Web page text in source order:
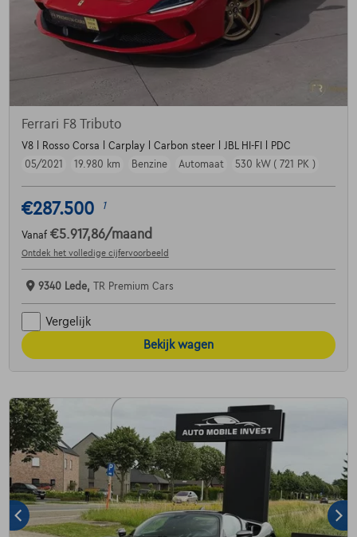
Ferrari F8 Tributo
V8 l Rosso Corsa l Carplay l Carbon steer l JBL HI-FI l PDC
05/2021
19.980 km Benzine Automaat 530 kW ( 721 PK )
€287.500 1
Vanaf €5.917,86/maand
Ontdek het volledige cijfervoorbeeld
9340 Lede, TR Premium Cars
Vergelijk
Bekijk wagen